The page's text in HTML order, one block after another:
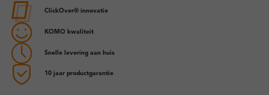
ClickOver® innovatie
KOMO kwaliteit
Snelle levering aan huis
10 jaar productgarantie